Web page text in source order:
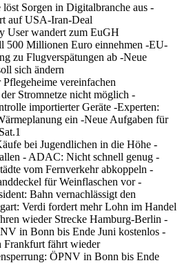
Sorgen in Digitalbranche aus -
auf USA-Iran-Deal
User wandert zum EuGH
500 Millionen Euro einnehmen -EU-
zu Flugverspätungen ab -Neue
sich ändern
vereinfachen
Stromnetze nicht möglich -
importierter Geräte -Experten:
ein -Neue Aufgaben für
bei Jugendlichen in die Höhe -
- ADAC: Nicht schnell genug -
vom Fernverkehr abkoppeln -
für Weinflaschen vor -
Bahn vernachlässigt den
Verdi fordert mehr Lohn im Handel
wieder Strecke Hamburg-Berlin -
in Bonn bis Ende Juni kostenlos -
Frankfurt fährt wieder
ÖPNV in Bonn bis Ende